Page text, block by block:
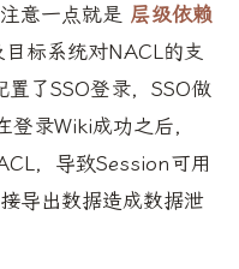
意一点就是 层级依赖
目标系统对NACL的支
了SSO登录，SSO做
录Wiki成功之后，
，导致Session可用
导出数据造成数据泄